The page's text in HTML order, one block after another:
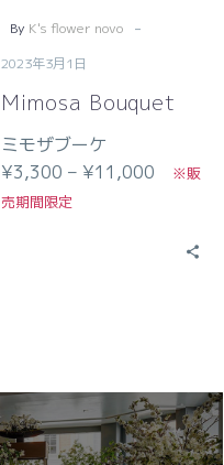
By K's flower novo -
2023年3月1日
Mimosa Bouquet
ミモザブーケ
¥3,300 – ¥11,000
※販
売期間限定